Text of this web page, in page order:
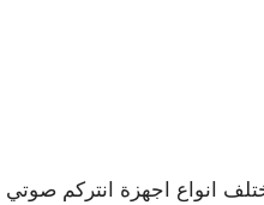
انواع اجهزة انتركم صوتي